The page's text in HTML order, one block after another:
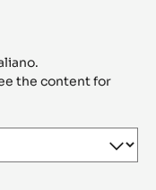
the content for